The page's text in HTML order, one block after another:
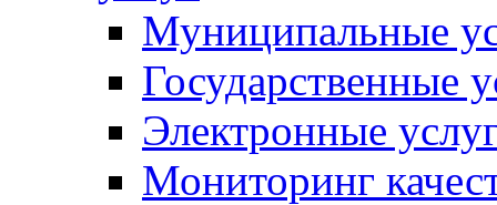
Муниципальные
Государственные
Электронные
Мониторинг